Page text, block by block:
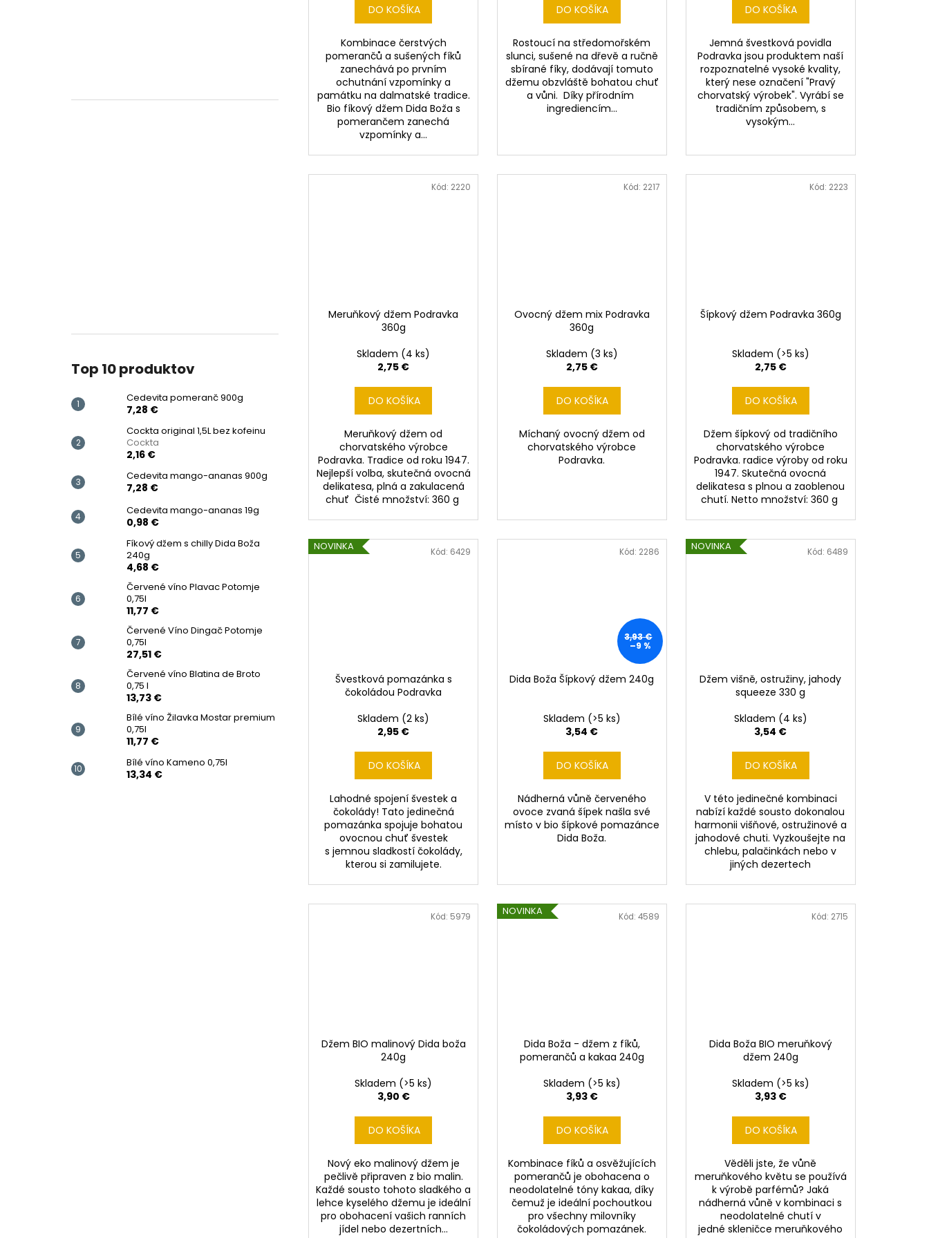
Top 10 produktov
Cedevita pomeranč 900g
7,28 €
Cockta original 1,5L bez kofeinu
Cockta
2,16 €
Cedevita mango-ananas 900g
7,28 €
Cedevita mango-ananas 19g
0,98 €
Fíkový džem s chilly Dida Boža
240g
4,68 €
Červené víno Plavac Potomje
0,75l
11,77 €
Červené Víno Dingač Potomje
0,75l
27,51 €
Červené víno Blatina de Broto
0,75 l
13,73 €
Bílé víno Žilavka Mostar premium
0,75l
11,77 €
Bílé víno Kameno 0,75l
13,34 €
DO KOŠÍKA
Kombinace čerstvých
pomerančů a sušených fíků
zanechává po prvním
ochutnání vzpomínky a
památku na dalmatské tradice.
Bio fíkový džem Dida Boža s
pomerančem zanechá
vzpomínky a...
DO KOŠÍKA
Rostoucí na středomořském
slunci, sušené na dřevě a ručně
sbírané fíky, dodávají tomuto
džemu obzvláště bohatou chuť
a vůni. Díky přírodním
ingrediencím...
DO KOŠÍKA
Jemná švestková povidla
Podravka jsou produktem naší
rozpoznatelné vysoké kvality,
který nese označení "Pravý
chorvatský výrobek". Vyrábí se
tradičním způsobem, s
vysokým...
Meruňkový džem Podravka
360g
Skladem (4 ks)
2,75 €
DO KOŠÍKA
Meruňkový džem od
chorvatského výrobce
Podravka. Tradice od roku 1947.
Nejlepší volba, skutečná ovocná
delikatesa, plná a zakulacená
chuť Čisté množství: 360 g
Kód: 2220
Ovocný džem mix Podravka
360g
Skladem (3 ks)
2,75 €
DO KOŠÍKA
Míchaný ovocný džem od
chorvatského výrobce
Podravka.
Kód: 2217
Šípkový džem Podravka 360g
Skladem (>5 ks)
2,75 €
DO KOŠÍKA
Džem šípkový od tradičního
chorvatského výrobce
Podravka. radice výroby od roku
1947. Skutečná ovocná
delikatesa s plnou a zaoblenou
chutí. Netto množství: 360 g
Kód: 2223
NOVINKA
Švestková pomazánka s
čokoládou Podravka
Skladem (2 ks)
2,95 €
DO KOŠÍKA
Lahodné spojení švestek a
čokolády! Tato jedinečná
pomazánka spojuje bohatou
ovocnou chuť švestek
s jemnou sladkostí čokolády,
kterou si zamilujete.
Kód: 6429
3,93 €
–9 %
Dida Boža Šípkový džem 240g
Skladem (>5 ks)
3,54 €
DO KOŠÍKA
Nádherná vůně červeného
ovoce zvaná šípek našla své
místo v bio šípkové pomazánce
Dida Boža.
Kód: 2286 NOVINKA
Džem višně, ostružiny, jahody
squeeze 330 g
Skladem (4 ks)
3,54 €
DO KOŠÍKA
V této jedinečné kombinaci
nabízí každé sousto dokonalou
harmonii višňové, ostružinové a
jahodové chuti. Vyzkoušejte na
chlebu, palačinkách nebo v
jiných dezertech
Kód: 6489
Džem BIO malinový Dida boža
240g
Skladem (>5 ks)
3,90 €
DO KOŠÍKA
Nový eko malinový džem je
pečlivě připraven z bio malin.
Každé sousto tohoto sladkého a
lehce kyselého džemu je ideální
pro obohacení vašich ranních
jídel nebo dezertních...
Kód: 5979 NOVINKA
Dida Boža - džem z fíků,
pomerančů a kakaa 240g
Skladem (>5 ks)
3,93 €
DO KOŠÍKA
Kombinace fíků a osvěžujících
pomerančů je obohacena o
neodolatelné tóny kakaa, díky
čemuž je ideální pochoutkou
pro všechny milovníky
čokoládových pomazánek.
Kód: 4589
Dida Boža BIO meruňkový
džem 240g
Skladem (>5 ks)
3,93 €
DO KOŠÍKA
Věděli jste, že vůně
meruňkového květu se používá
k výrobě parfémů? Jaká
nádherná vůně v kombinaci s
neodolatelné chutí v
jedné skleničce meruňkového
Kód: 2715